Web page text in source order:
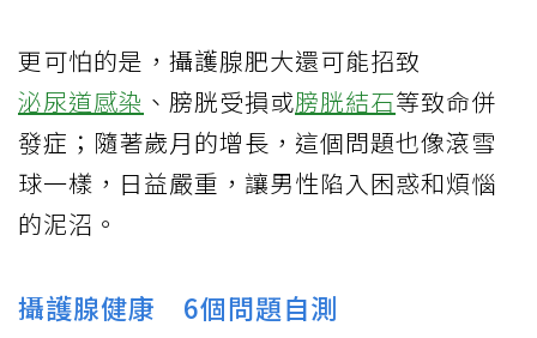
更可怕的是，攝護腺肥大還可能招致
泌尿道感染 、膀胱受損或膀胱結石等致命併
發症；隨著歲月的增長，這個問題也像滾雪
球一樣，日益嚴重，讓男性陷入困惑和煩惱
的泥沼。
攝護腺健康 6個問題自測